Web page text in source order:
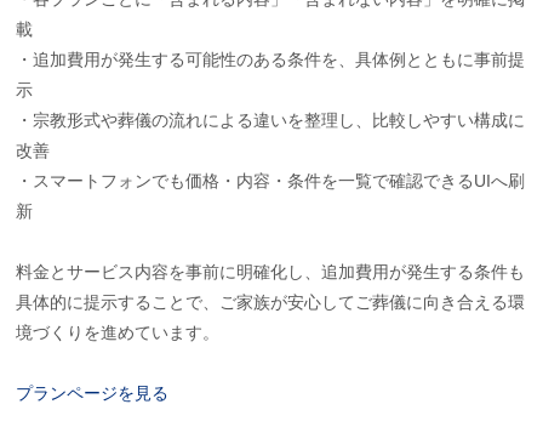
載
・追加費用が発生する可能性のある条件を、具体例とともに事前提
示
・宗教形式や葬儀の流れによる違いを整理し、比較しやすい構成に
改善
・スマートフォンでも価格・内容・条件を一覧で確認できるUIへ刷
新
料金とサービス内容を事前に明確化し、追加費用が発生する条件も
具体的に提示することで、ご家族が安心してご葬儀に向き合える環
境づくりを進めています。
プランページを見る